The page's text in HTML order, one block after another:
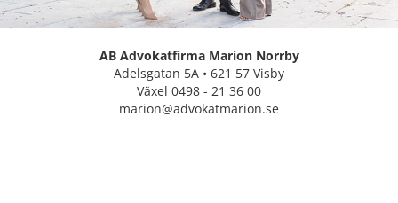
AB Advokatfirma Marion Norrby
Adelsgatan 5A • 621 57 Visby
Växel 0498 - 21 36 00
marion@advokatmarion.se